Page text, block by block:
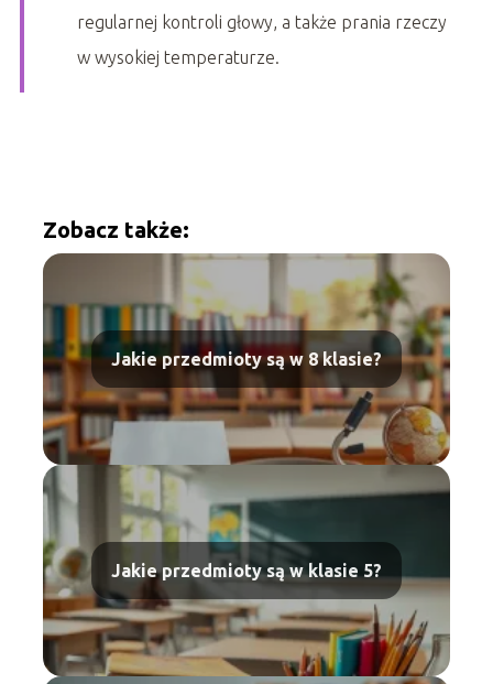
regularnej kontroli głowy, a także prania rzeczy
w wysokiej temperaturze.
Zobacz także:
Jakie przedmioty są w 8 klasie?
Jakie przedmioty są w klasie 5?